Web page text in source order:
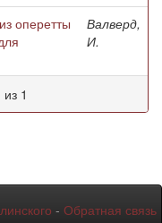
оперетты
Валверд,
И.
1
- Обратная связь